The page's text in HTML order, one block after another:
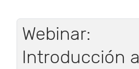
Webinar:
Introducción a